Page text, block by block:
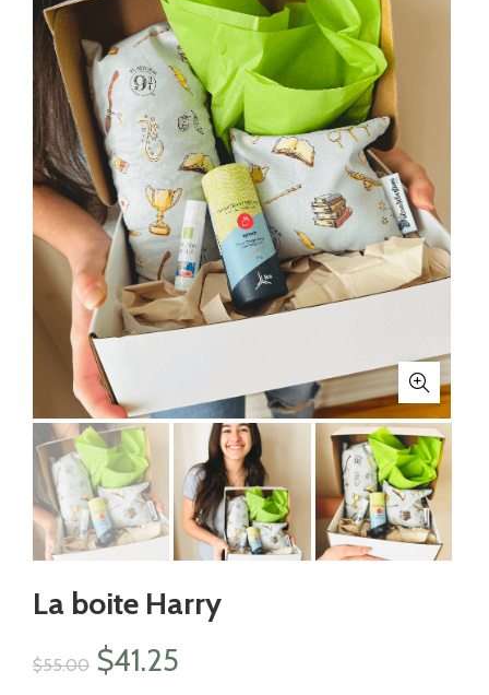
La boite Harry
$55.00 Le
$41.25